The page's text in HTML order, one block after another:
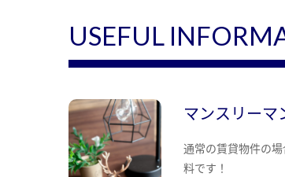
USEFUL
マンスリーマ
通常の賃貸物件の
料です！